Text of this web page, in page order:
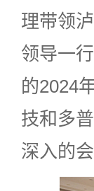
理带领
领导一
的2024
技和多
深入的